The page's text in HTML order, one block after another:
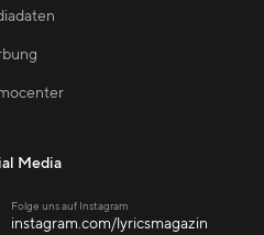
Media
Folge uns auf Instagram
instagram.com/lyricsmagazin